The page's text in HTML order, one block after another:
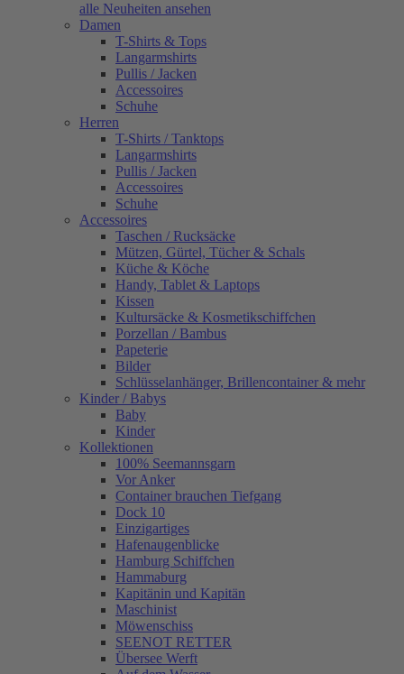
alle Neuheiten ansehen
Damen
T-Shirts & Tops
Langarmshirts
Pullis / Jacken
Accessoires
Schuhe
Herren
T-Shirts / Tanktops
Langarmshirts
Pullis / Jacken
Accessoires
Schuhe
Accessoires
Taschen / Rucksäcke
Mützen, Gürtel, Tücher & Schals
Küche & Köche
Handy, Tablet & Laptops
Kissen
Kultursäcke & Kosmetikschiffchen
Porzellan / Bambus
Papeterie
Bilder
Schlüsselanhänger, Brillencontainer & mehr
Kinder / Babys
Baby
Kinder
Kollektionen
100% Seemannsgarn
Vor Anker
Container brauchen Tiefgang
Dock 10
Einzigartiges
Hafenaugen­blicke
Hamburg Schiffchen
Hammaburg
Kapitänin und Kapitän
Maschinist
Möwenschiss
SEENOT RETTER
Übersee Werft